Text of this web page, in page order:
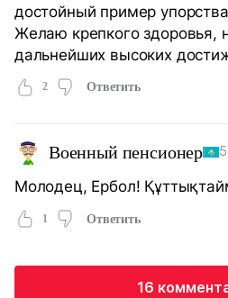
достойный пример
Желаю крепкого здоровья,
дальнейших высоких
2 Ответить
Военный пенсионер
Молодец, Ербол!
1 Ответить
16